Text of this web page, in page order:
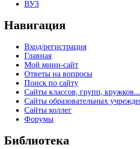
ВУЗ
Навигация
Вход/регистрация
Главная
Мой мини-сайт
Ответы на вопросы
Поиск по сайту
Сайты классов, групп, кружков...
Сайты образовательных
Сайты коллег
Форумы
Библиотека